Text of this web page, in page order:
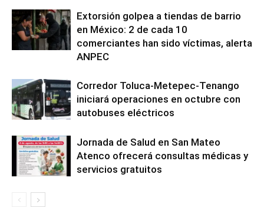
Extorsión golpea a tiendas de barrio
en México: 2 de cada 10
comerciantes han sido víctimas, alerta
ANPEC
Corredor Toluca-Metepec-Tenango
iniciará operaciones en octubre con
autobuses eléctricos
Jornada de Salud en San Mateo
Atenco ofrecerá consultas médicas y
servicios gratuitos